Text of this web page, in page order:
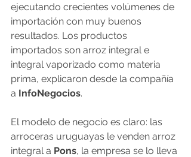
ejecutando crecientes volúmenes de
importación con muy buenos
resultados. Los productos
importados son arroz integral e
integral vaporizado como materia
prima, explicaron desde la compañía
a InfoNegocios.
El modelo de negocio es claro: las
arroceras uruguayas le venden arroz
integral a Pons, la empresa se lo lleva